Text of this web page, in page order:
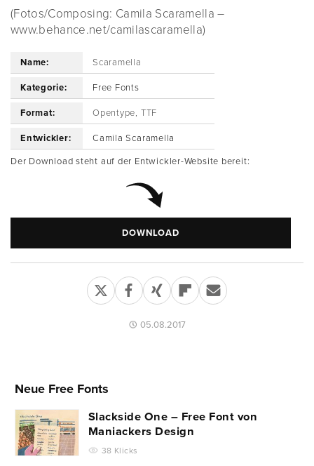
(Fotos/Composing: Camila Scaramella –
www.behance.net/camilascaramella)
Name: Scaramella
Kategorie: Free Fonts
Format: Opentype, TTF
Entwickler: Camila Scaramella
Der Download steht auf der Entwickler-Website bereit:
DOWNLOAD
05.08.2017
Neue Free Fonts
Slackside One – Free Font von
Maniackers Design
38 Klicks